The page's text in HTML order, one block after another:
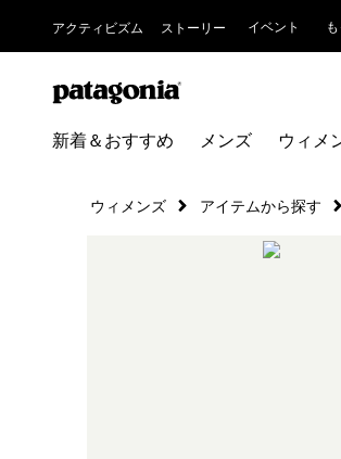
アクティビズム ストーリー イベント
新着＆おすすめ メンズ ウィメ
ウィメンズ アイテムから探す